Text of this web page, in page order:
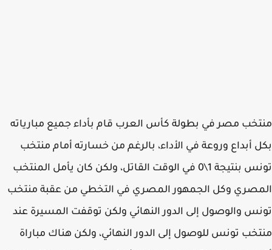
مصر في بطولة كأس العرب قام بأداء جميع مبارياته
أبداع وروعة في الأداء، بالرغم من خسارته أمام منتخب
تونس بنتيجة 1\0 في الوقت القاتل، ولكن كان يأمل المنتخب
وكل الجمهور المصري في التخطي من عقبة منتخب
والوصول إلى الدور النهائي ولكن توقفت المسيرة عند
تونس للوصول إلى الدور النهائي، ولكن هناك مباراة